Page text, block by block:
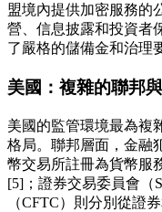
盟境內提供加密服務的
營、信息披露和投資者
了嚴格的儲備金和治理
美國：複雜的聯邦
美國的監管環境最為複
格局。聯邦層面，金融
幣交易所註冊為貨幣服
[5]；證券交易委員會（
（CFTC）則分別從證